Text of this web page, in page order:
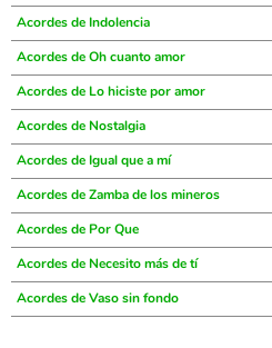
Acordes de Indolencia
Acordes de Oh cuanto amor
Acordes de Lo hiciste por amor
Acordes de Nostalgia
Acordes de Igual que a mí
Acordes de Zamba de los mineros
Acordes de Por Que
Acordes de Necesito más de tí
Acordes de Vaso sin fondo